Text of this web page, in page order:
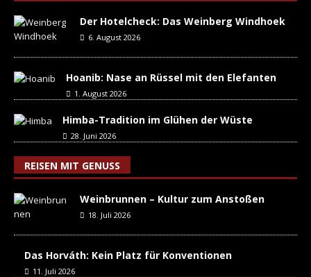
Der Hotelcheck: Das Weinberg Windhoek
6. August 2026
Hoanib: Nase an Rüssel mit den Elefanten
1. August 2026
Himba-Tradition im Glühen der Wüste
28. Juni 2026
REISEN MIT GENUSS
Weinbrunnen – Kultur zum Anstoßen
18. Juli 2026
Das Horváth: Kein Platz für Konventionen
11. Juli 2026